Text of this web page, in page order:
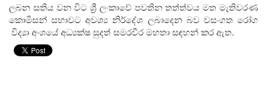
ලබන සතිය වන විට ශ්‍රී ලංකාවේ පවතින තත්ත්වය මත මැතිවරණ
කොමිසන් සභාවට අවශ්‍ය නිර්දේශ ලබාදෙන බව වසංගත රෝග
විද්‍යා අංශයේ අධ්‍යක්ෂ සුදත් සමරවීර මහතා සඳහන් කර ඇත.